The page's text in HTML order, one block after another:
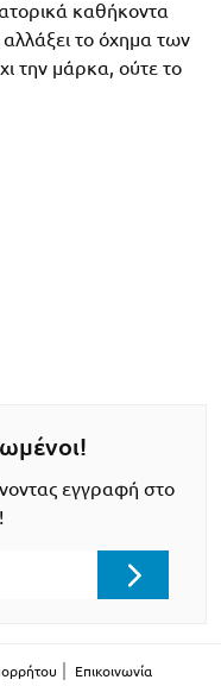
καθήκοντα
το όχημα των
την μάρκα, ούτε το
εγγραφή στο
Επικοινωνία